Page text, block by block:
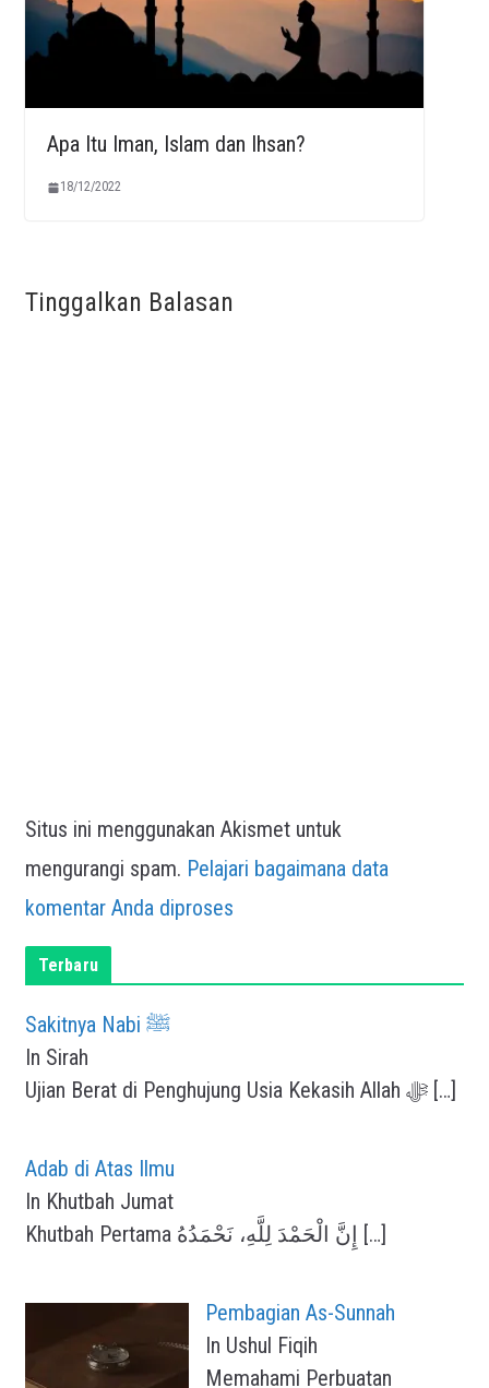
Apa Itu Iman, Islam dan Ihsan?
18/12/2022
Tinggalkan Balasan
Situs ini menggunakan Akismet untuk
mengurangi spam. Pelajari bagaimana data
komentar Anda diproses
Terbaru
Sakitnya Nabi ﷺ
In Sirah
Ujian Berat di Penghujung Usia Kekasih Allah ﷻ […]
Adab di Atas Ilmu
In Khutbah Jumat
[…]
Pembagian As-Sunnah
In Ushul Fiqih
Memahami Perbuatan